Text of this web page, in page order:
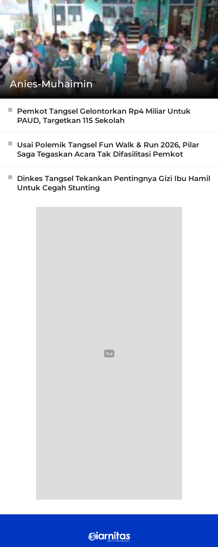
Anies-Muhaimin
Pemkot Tangsel Gelontorkan Rp4 Miliar Untuk
PAUD, Targetkan 115 Sekolah
Usai Polemik Tangsel Fun Walk & Run 2026, Pilar
Saga Tegaskan Acara Tak Difasilitasi Pemkot
Dinkes Tangsel Tekankan Pentingnya Gizi Ibu Hamil
Untuk Cegah Stunting